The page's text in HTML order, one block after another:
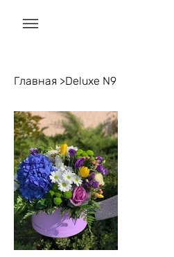
Главная >Deluxe N9